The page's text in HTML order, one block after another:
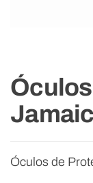
Óculos de